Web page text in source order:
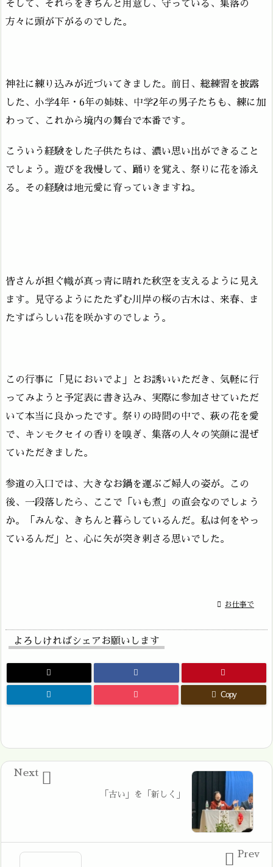
そして、それらをきちんと用意し、守っている、集落の
方々に頭が下がるのでした。
神社に練り込みが近づいてきました。前日、総練習を披露
した、小学4年・6年の姉妹、中学2年の男子たちも、練に加
わって、これから境内の舞台で本番です。
こういう経験をした子供たちは、濃い思い出ができること
でしょう。遊びを我慢して、踊りを覚え、祭りに花を添え
る。その経験は地元愛に育っていきますね。
皆さんが担ぐ幟が真っ青に晴れた秋空を支えるように見え
ます。見守るようにたたずむ川岸の桜の古木は、来春、ま
たすばらしい花を咲かすのでしょう。
この行事に「見においでよ」とお誘いいただき、気軽に行
ってみようと予定表に書き込み、実際に参加させていただ
いて本当に良かったです。祭りの時間の中で、萩の花を愛
で、キンモクセイの香りを嗅ぎ、集落の人々の笑顔に混ぜ
ていただきました。
参道の入口では、大きなお鍋を運ぶご婦人の姿が。この
後、一段落したら、ここで「いも煮」の直会なのでしょう
か。「みんな、きちんと暮らしているんだ。私は何をやっ
ているんだ」と、心に矢が突き刺さる思いでした。
 お仕事で
よろしければシェアお願いします
Copy
「古い」を「新しく」
Next
Prev